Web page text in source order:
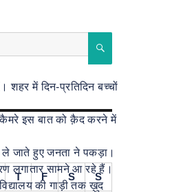
में दिन-प्रतिदिन बच्चों
कैमरे इस बात को क़ैद करने में
ले जाते हुए जनता ने पकड़ा।
लगातार सामने आ रहे हैं।
की गाड़ी तक ख़ुद
T F S S